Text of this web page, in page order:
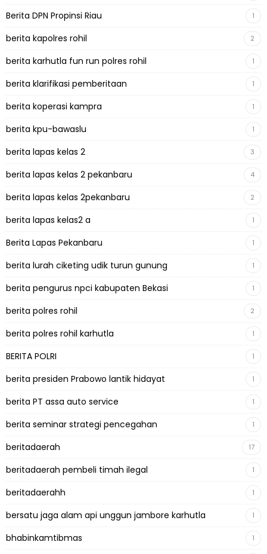
Berita DPN Propinsi Riau 1
berita kapolres rohil 2
berita karhutla fun run polres rohil 1
berita klarifikasi pemberitaan 1
berita koperasi kampra 1
berita kpu-bawaslu 1
berita lapas kelas 2 3
berita lapas kelas 2 pekanbaru 4
berita lapas kelas 2pekanbaru 2
berita lapas kelas2 a 1
Berita Lapas Pekanbaru 1
berita lurah ciketing udik turun gunung 1
berita pengurus npci kabupaten Bekasi 1
berita polres rohil 2
berita polres rohil karhutla 1
BERITA POLRI 1
berita presiden Prabowo lantik hidayat 1
berita PT assa auto service 1
berita seminar strategi pencegahan 1
beritadaerah 17
beritadaerah pembeli timah ilegal 1
beritadaerahh 1
bersatu jaga alam api unggun jambore karhutla 1
bhabinkamtibmas 1